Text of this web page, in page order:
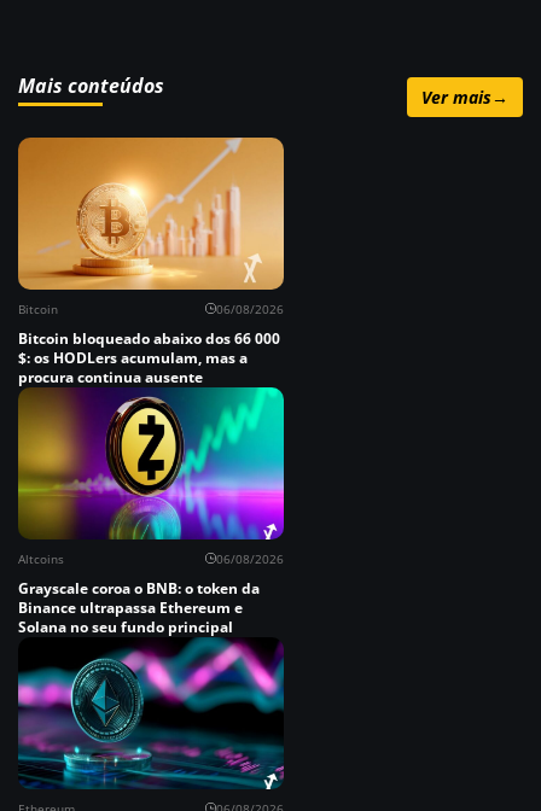
Mais conteúdos Ver mais→
Bitcoin 06/08/2026
Bitcoin bloqueado abaixo dos 66 000
$: os HODLers acumulam, mas a
procura continua ausente
Altcoins 06/08/2026
Grayscale coroa o BNB: o token da
Binance ultrapassa Ethereum e
Solana no seu fundo principal